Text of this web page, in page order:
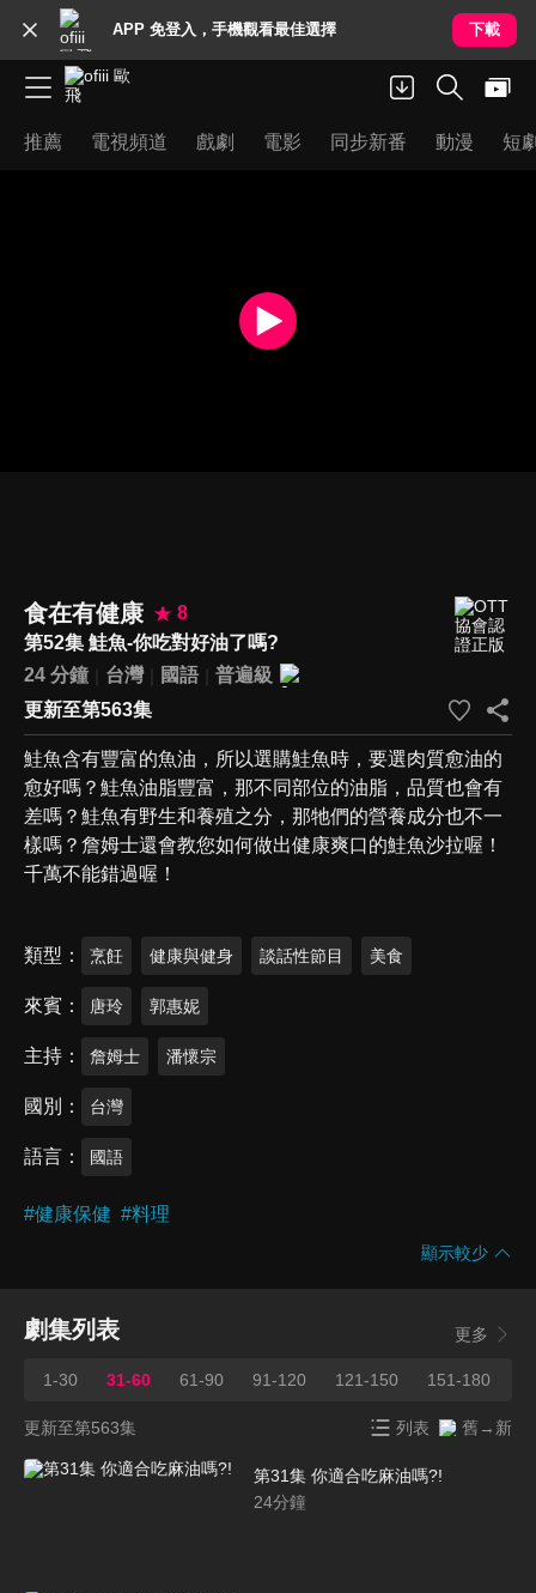
APP 免登入，手機觀看最佳選擇 下載
推薦 電視頻道 戲劇 電影 同步新番 動漫 短
食在有健康
8
第52集 鮭魚-你吃對好油了嗎?
24 分鐘
台灣 國語
普遍級
更新至第563集
鮭魚含有豐富的魚油，所以選購鮭魚時，要選肉質愈油的
愈好嗎？鮭魚油脂豐富，那不同部位的油脂，品質也會有
差嗎？鮭魚有野生和養殖之分，那牠們的營養成分也不一
樣嗎？詹姆士還會教您如何做出健康爽口的鮭魚沙拉喔！
千萬不能錯過喔！
類型 烹飪 健康與健身 談話性節目 美食
來賓 唐玲 郭惠妮
主持 詹姆士 潘懷宗
國別 台灣
語言 國語
#健康保健 #料理
顯示較少
劇集列表 更多
1-30 31-60 61-90 91-120 121-150 151-180
更新至第563集 列表 舊→新
第31集 你適合吃麻油嗎?!
24分鐘